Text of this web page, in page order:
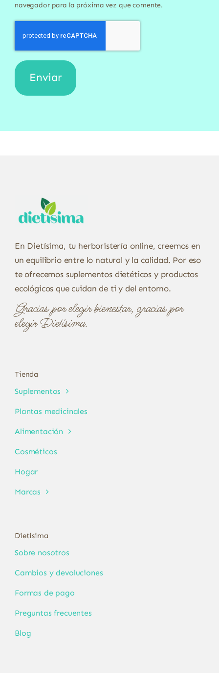
navegador para la próxima vez que comente.
En Dietísima, tu herboristería online, creemos en
un equilibrio entre lo natural y la calidad. Por eso
te ofrecemos suplementos dietéticos y productos
ecológicos que cuidan de ti y del entorno.
Gracias por elegir bienestar, gracias por
elegir Dietísima.
Tienda
Suplementos
Plantas medicinales
Alimentación
Cosméticos
Hogar
Marcas
Dietisima
Sobre nosotros
Cambios y devoluciones
Formas de pago
Preguntas frecuentes
Blog